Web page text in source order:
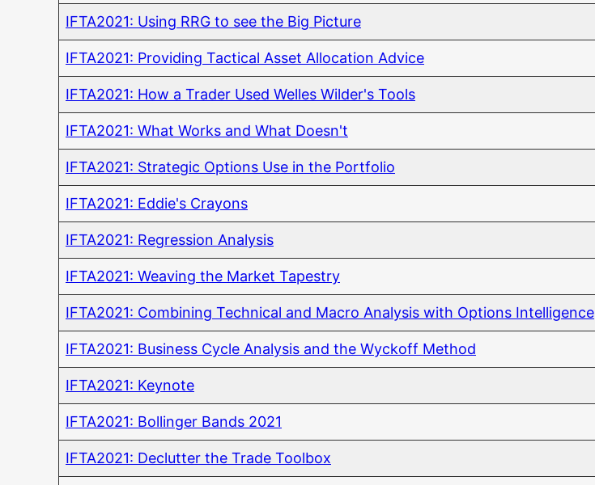
IFTA2021: Using RRG to see the Big Picture
IFTA2021: Pro­vi­ding Tac­ti­cal Asset Allo­ca­ti­on Advice
IFTA2021: How a Trader Used Wel­les Wilder's Tools
IFTA2021: What Works and What Doesn't
IFTA2021: Stra­te­gic Opti­ons Use in the Portfolio
IFTA2021: Eddie's Crayons
IFTA2021: Regres­si­on Analysis
IFTA2021: Wea­ving the Mar­ket Tapestry
IFTA2021: Com­bi­ning Tech­ni­cal and Macro Ana­ly­sis with Opti­ons Intelligence
IFTA2021: Busi­ness Cycle Ana­ly­sis and the Wyck­off Method
IFTA2021: Key­note
IFTA2021: Bol­lin­ger Bands 2021
IFTA2021: Declut­ter the Trade Toolbox